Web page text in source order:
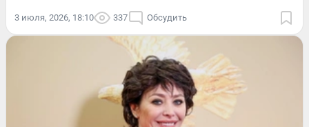
3 июля, 2026, 18:10 337 Обсудить